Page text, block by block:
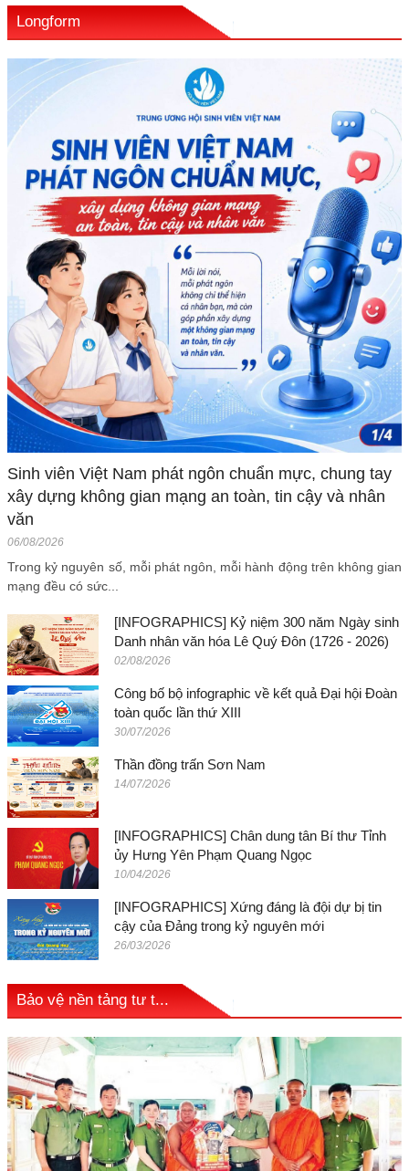
Longform
Sinh viên Việt Nam phát ngôn chuẩn mực, chung tay
xây dựng không gian mạng an toàn, tin cậy và nhân
văn
06/08/2026
Trong kỷ nguyên số, mỗi phát ngôn, mỗi hành động trên không gian
mạng đều có sức...
[INFOGRAPHICS] Kỷ niệm 300 năm Ngày sinh
Danh nhân văn hóa Lê Quý Đôn (1726 - 2026)
02/08/2026
Công bố bộ infographic về kết quả Đại hội Đoàn
toàn quốc lần thứ XIII
30/07/2026
Thần đồng trấn Sơn Nam
14/07/2026
[INFOGRAPHICS] Chân dung tân Bí thư Tỉnh
ủy Hưng Yên Phạm Quang Ngọc
10/04/2026
[INFOGRAPHICS] Xứng đáng là đội dự bị tin
cậy của Đảng trong kỷ nguyên mới
26/03/2026
Bảo vệ nền tảng tư t...